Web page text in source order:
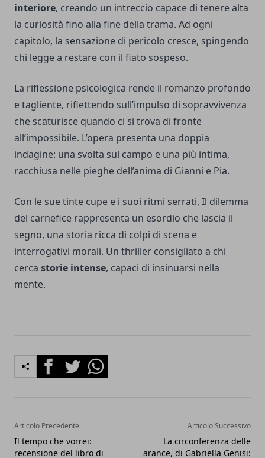
interiore, creando un intreccio capace di tenere alta
la curiosità fino alla fine della trama. Ad ogni
capitolo, la sensazione di pericolo cresce, spingendo
chi legge a restare con il fiato sospeso.
La riflessione psicologica rende il romanzo profondo
e tagliente, riflettendo sull’impulso di sopravvivenza
che scaturisce quando ci si trova di fronte
all’impossibile. L’opera presenta una doppia
indagine: una svolta sul campo e una più intima,
racchiusa nelle pieghe dell’anima di Gianni e Pia.
Con le sue tinte cupe e i suoi ritmi serrati, Il dilemma
del carnefice rappresenta un esordio che lascia il
segno, una storia ricca di colpi di scena e
interrogativi morali. Un thriller consigliato a chi
cerca storie intense, capaci di insinuarsi nella
mente.
FacebookTwitterWhatsapp
Articolo Precedente
Il tempo che vorrei:
recensione del libro di
Articolo Successivo
La circonferenza delle
arance, di Gabriella Genisi: